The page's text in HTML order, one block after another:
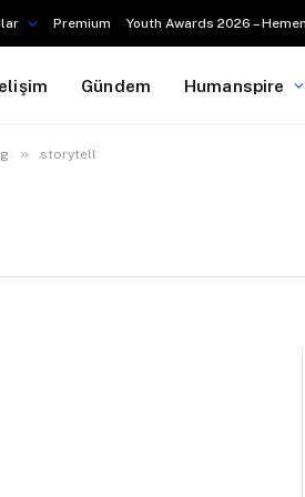
Premium Youth Awards 2026 –
Gündem Humanspire
» storytell